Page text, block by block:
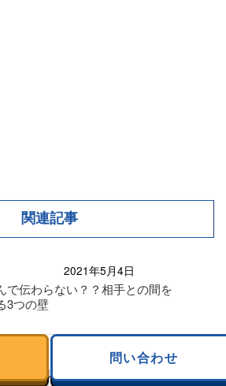
関連記事
2021年5月4日
で伝わらない？？相手との間を
3つの壁
2024年10月11日
ーボールをする棒人間
問い合わせ